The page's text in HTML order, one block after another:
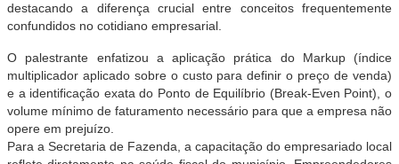
destacando a diferença crucial entre conceitos frequentemente
confundidos no cotidiano empresarial.
O palestrante enfatizou a aplicação prática do Markup(índice
multiplicador aplicado sobre o custo para definir o preço de venda)
e a identificação exata do Ponto de Equilíbrio (Break-Even Point), o
volume mínimo de faturamento necessário para que a empresa não
opere em prejuízo.
Para a Secretaria de Fazenda, a capacitação do empresariado local